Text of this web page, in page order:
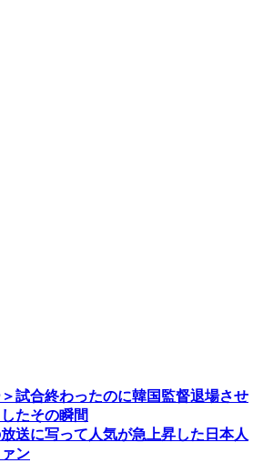
試合終わったのに韓国監督退場させ
たその瞬間
放送に写って人気が急上昇した日本人
ン